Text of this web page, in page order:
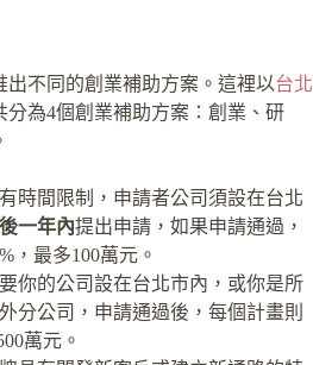
出不同的創業補助方案。這裡以台北
分為4個創業補助方案：創業、研
時間限制，申請者公司須設在台北
一年內提出申請，如果申請通過，
，最多100萬元。
你的公司設在台北市內，或你是所
分公司，申請通過後，每個計畫則
萬元。